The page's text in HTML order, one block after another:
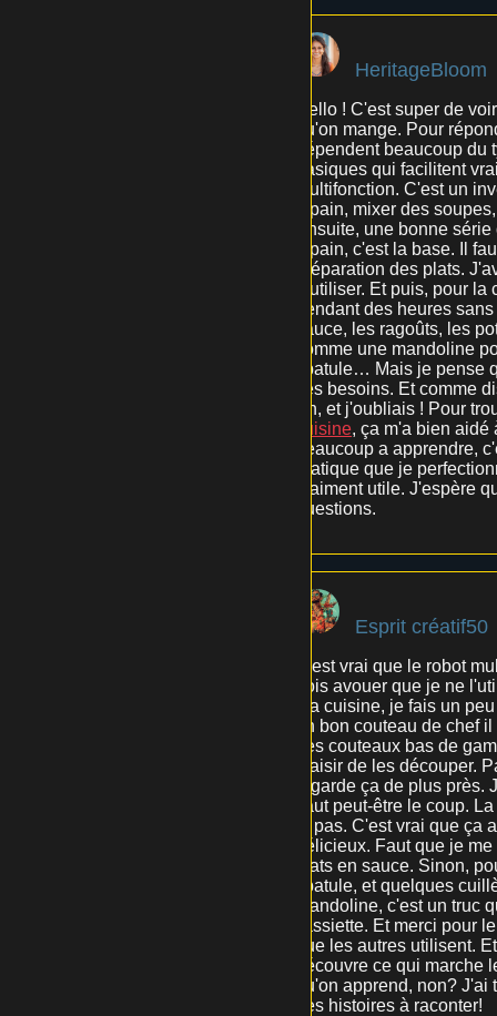
HeritageBloom
Hello ! C'est super de
qu'on mange. Pour
dépendent beaucoup
basiques qui facilitent
multifonction. C'est un
à pain, mixer des
Ensuite, une bonne
à pain, c'est la base. Il
préparation des plats.
à utiliser. Et puis, pour
pendant des heures
sauce, les ragoûts, les
comme une mandoline
spatule… Mais je pense
ses besoins. Et comme
Ah, et j'oubliais ! Pour
cuisine, ça m'a bien aidé
beaucoup a apprendre,
pratique que je
vraiment utile. J'espère
questions.
Esprit créatif50
C'est vrai que le robot
dois avouer que je ne
ma cuisine, je fais un
un bon couteau de chef
des couteaux bas de
plaisir de les découper.
regarde ça de plus
vaut peut-être le coup.
le pas. C'est vrai que ça
délicieux. Faut que je
plats en sauce. Sinon,
spatule, et quelques
mandoline, c'est un truc
l'assiette. Et merci pour
que les autres utilisent.
découvre ce qui
qu'on apprend, non?
des histoires à raconter!